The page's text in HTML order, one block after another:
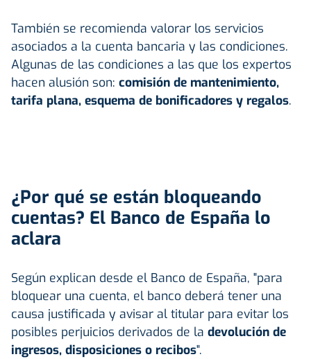
También se recomienda valorar los servicios
asociados a la cuenta bancaria y las condiciones.
Algunas de las condiciones a las que los expertos
hacen alusión son: comisión de mantenimiento,
tarifa plana, esquema de bonificadores y regalos.
¿Por qué se están bloqueando
cuentas? El Banco de España lo
aclara
Según explican desde el Banco de España, "para
bloquear una cuenta, el banco deberá tener una
causa justificada y avisar al titular para evitar los
posibles perjuicios derivados de la devolución de
ingresos, disposiciones o recibos".